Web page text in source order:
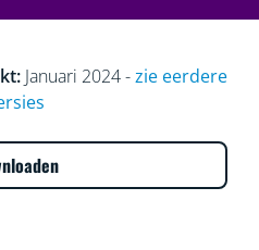
Januari 2024 -zie eerdere